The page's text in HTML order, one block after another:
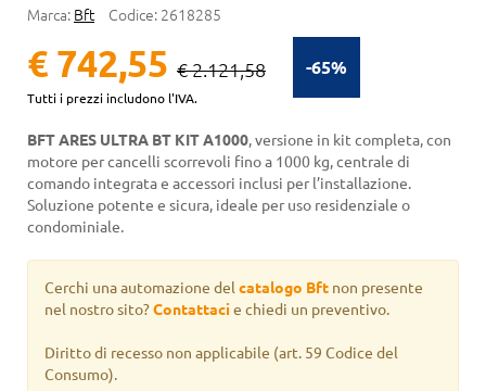
Marca: Bft Codice: 2618285
-65%
€ 742,55 € 2.121,58
Tutti i prezzi includono l'IVA.
BFT ARES ULTRA BT KIT A1000, versione in kit completa, con
motore per cancelli scorrevoli fino a 1000 kg, centrale di
comando integrata e accessori inclusi per l’installazione.
Soluzione potente e sicura, ideale per uso residenziale o
condominiale.
Cerchi una automazione del catalogo Bft non presente
nel nostro sito?Contattacie chiedi un preventivo.
Diritto di recesso non applicabile (art. 59 Codice del
Consumo).